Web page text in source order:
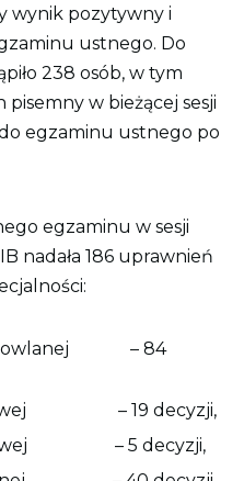
wynik pozytywny i
ustnego. Do
238 osób, w tym
pisemny w bieżącej sesji
egzaminu ustnego po
egzaminu w sesji
nadała 186 uprawnień
– 84
– 19 decyzji,
– 5 decyzji,